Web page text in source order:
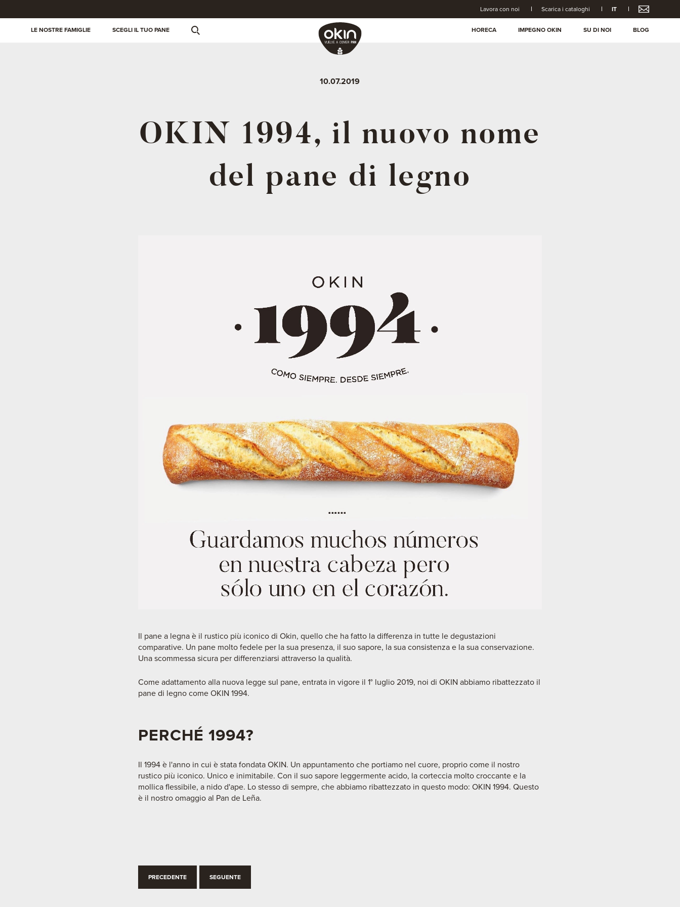
Lavora con noi Scarica i cataloghi IT
LE NOSTRE FAMIGLIE SCEGLI IL TUO PANE HORECA IMPEGNO OKIN SU DI NOI BLOG
10.07.2019
OKIN 1994, il nuovo nome
del pane di legno
Il pane a legna è il rustico più iconico di Okin, quello che ha fatto la differenza in tutte le degustazioni
comparative. Un pane molto fedele per la sua presenza, il suo sapore, la sua consistenza e la sua conservazione.
Una scommessa sicura per differenziarsi attraverso la qualità.
Come adattamento alla nuova legge sul pane, entrata in vigore il 1° luglio 2019, noi di OKIN abbiamo ribattezzato il
pane di legno come OKIN 1994.
PERCHÉ 1994?
Il 1994 è l'anno in cui è stata fondata OKIN. Un appuntamento che portiamo nel cuore, proprio come il nostro
rustico più iconico. Unico e inimitabile. Con il suo sapore leggermente acido, la corteccia molto croccante e la
mollica flessibile, a nido d'ape. Lo stesso di sempre, che abbiamo ribattezzato in questo modo: OKIN 1994. Questo
è il nostro omaggio al Pan de Leña.
PRECEDENTE SEGUENTE